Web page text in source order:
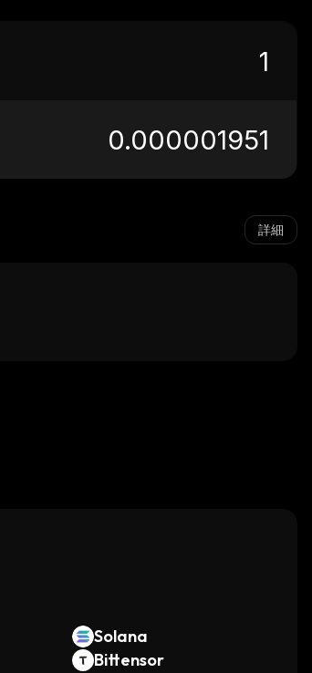
詳細
Solana
Bittensor